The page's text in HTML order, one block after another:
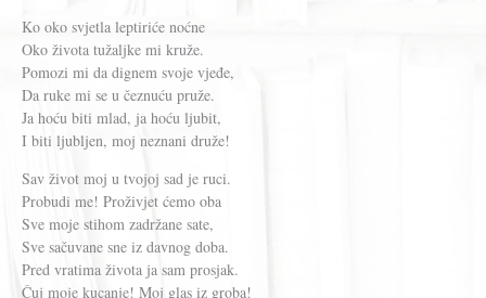
Ko oko svjetla leptiriće noćne
Oko života tužaljke mi kruže.
Pomozi mi da dignem svoje vjeđe,
Da ruke mi se u čeznuću pruže.
Ja hoću biti mlad, ja hoću ljubit,
I biti ljubljen, moj neznani druže!
Sav život moj u tvojoj sad je ruci.
Probudi me! Proživjet ćemo oba
Sve moje stihom zadržane sate,
Sve sačuvane sne iz davnog doba.
Pred vratima života ja sam prosjak.
Čuj moje kucanje! Moj glas iz groba!